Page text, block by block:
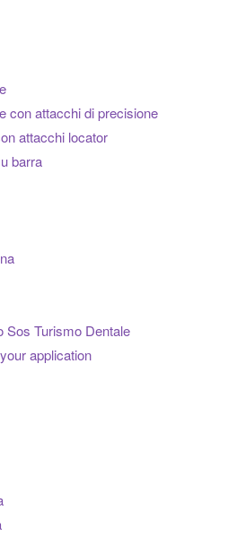
con attacchi di precisione
attacchi locator
barra
Sos Turismo Dentale
application